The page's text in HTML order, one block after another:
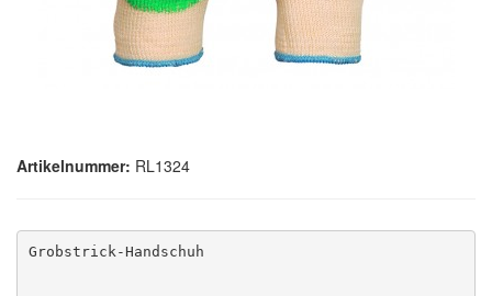
Artikelnummer: RL1324
Grobstrick-Handschuh